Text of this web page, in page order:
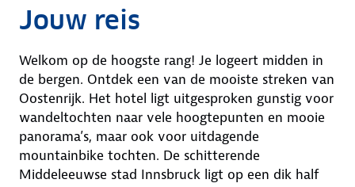
Jouw reis
Welkom op de hoogste rang! Je logeert midden in
de bergen. Ontdek een van de mooiste streken van
Oostenrijk. Het hotel ligt uitgesproken gunstig voor
wandeltochten naar vele hoogtepunten en mooie
panorama’s, maar ook voor uitdagende
mountainbike tochten. De schitterende
Middeleeuwse stad Innsbruck ligt op een dik half